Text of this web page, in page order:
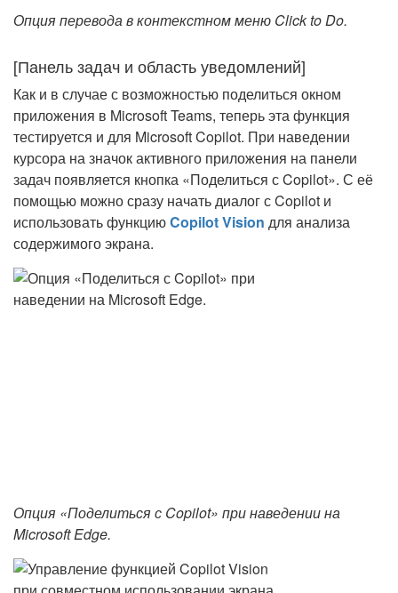
Опция перевода в контекстном меню Click to Do.
[Панель задач и область уведомлений]
Как и в случае с возможностью поделиться окном
приложения в Microsoft Teams, теперь эта функция
тестируется и для Microsoft Copilot. При наведении
курсора на значок активного приложения на панели
задач появляется кнопка «Поделиться с Copilot». С её
помощью можно сразу начать диалог с Copilot и
использовать функциюCopilot Vision для анализа
содержимого экрана.
Опция «Поделиться с Copilot» при наведении на
Microsoft Edge.